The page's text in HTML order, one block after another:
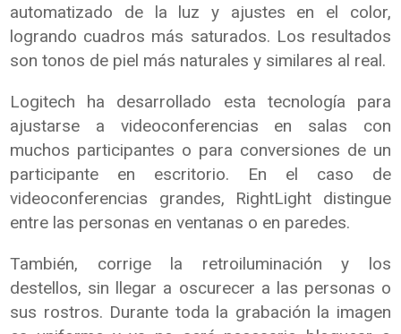
automatizado de la luz y ajustes en el color,
logrando cuadros más saturados. Los resultados
son tonos de piel más naturales y similares al real.
Logitech ha desarrollado esta tecnología para
ajustarse a videoconferencias en salas con
muchos participantes o para conversiones de un
participante en escritorio. En el caso de
videoconferencias grandes, RightLight distingue
entre las personas en ventanas o en paredes.
También, corrige la retroiluminación y los
destellos, sin llegar a oscurecer a las personas o
sus rostros. Durante toda la grabación la imagen